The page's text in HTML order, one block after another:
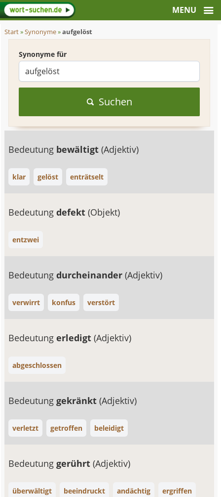
Start»Synonyme»aufgelöst
Synonyme für
Suchen
Bedeutung bewältigt(Adjektiv)
klar gelöst enträtselt
Bedeutungdefekt(Objekt)
entzwei
Bedeutungdurcheinander(Adjektiv)
verwirrt konfus verstört
Bedeutungerledigt(Adjektiv)
abgeschlossen
Bedeutunggekränkt(Adjektiv)
verletzt getroffen beleidigt
Bedeutunggerührt(Adjektiv)
überwältigt beeindruckt andächtig ergriffen